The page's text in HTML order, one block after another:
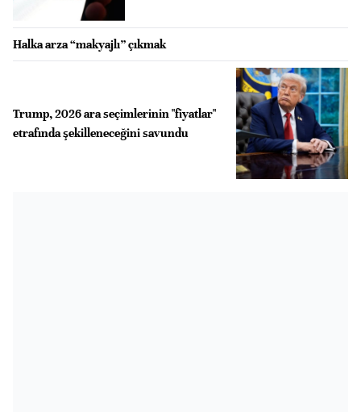
Halka arza “makyajlı” çıkmak
Trump, 2026 ara seçimlerinin "fiyatlar"
etrafında şekilleneceğini savundu